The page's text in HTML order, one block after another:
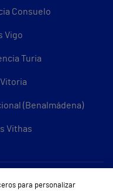
Consuelo
Vigo
Turia
(Benalmádena)
Vithas
para personalizar